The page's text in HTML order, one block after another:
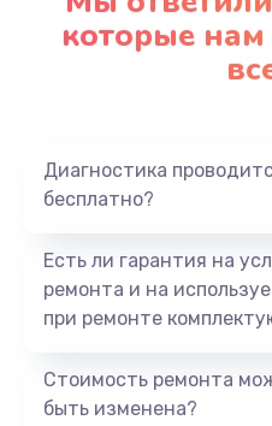
которые
Диагностика
бесплатно?
Есть ли гарантия на
ремонта и на
при ремонте
Стоимость ремонта
быть изменена?